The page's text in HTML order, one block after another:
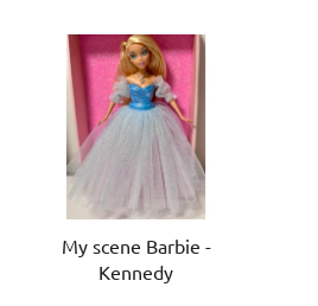
My scene Barbie -
Kennedy